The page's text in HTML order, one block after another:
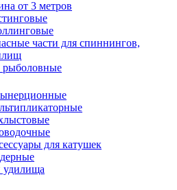
от 3 метров
части для спиннингов,
для катушек
удилища